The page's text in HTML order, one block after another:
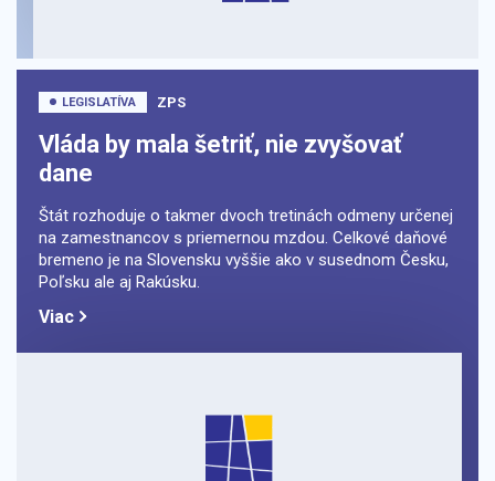
LEGISLATÍVA ZPS
Vláda by mala šetriť, nie zvyšovať
dane
Štát rozhoduje o takmer dvoch tretinách odmeny určenej
na zamestnancov s priemernou mzdou. Celkové daňové
bremeno je na Slovensku vyššie ako v susednom Česku,
Poľsku ale aj Rakúsku.
Viac